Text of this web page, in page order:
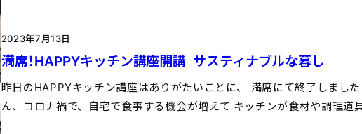
2023年7月13日
満席！HAPPYキッチン講座開講｜サスティナブルな暮し
昨日のHAPPYキッチン講座はありがたいことに、 満席にて終了しまし
ん、コロナ禍で、自宅で食事する機会が増えて キッチンが食材や調理道